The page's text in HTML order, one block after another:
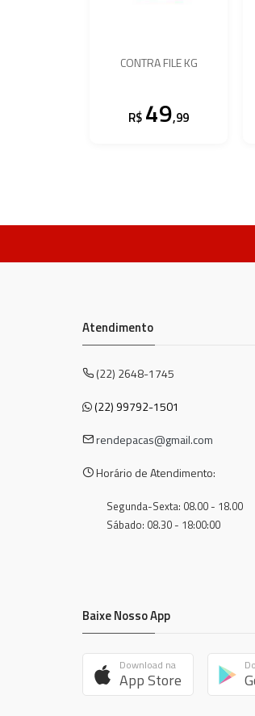
CONTRA FILE KG
R$ 49,99
Atendimento
(22) 2648-1745
(22) 99792-1501
rendepacas@gmail.com
Horário de Atendimento:
Segunda-Sexta: 08.00 - 18.00
Sábado: 08.30 - 18:00:00
Baixe Nosso App
Download na
App Store